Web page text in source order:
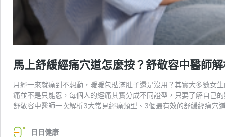
馬上舒緩經痛穴道怎麼按？舒敬容中醫師
月經一來就痛到不想動，暖暖包貼滿肚子還是沒用？其實大多數女
痛並不是只能忍，每個人的經痛其實分成不同證型，只要了解自己
舒敬容中醫師一次解析3大常見經痛類型、3個最有效的舒緩經痛穴
日日健康